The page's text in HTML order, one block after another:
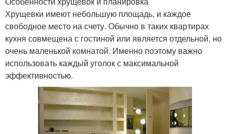
Хрущевки имеют небольшую площадь, и каждое
свободное место на счету. Обычно в таких квартирах
кухня совмещена с гостиной или является отдельной, но
очень маленькой комнатой. Именно поэтому важно
использовать каждый уголок с максимальной
эффективностью.